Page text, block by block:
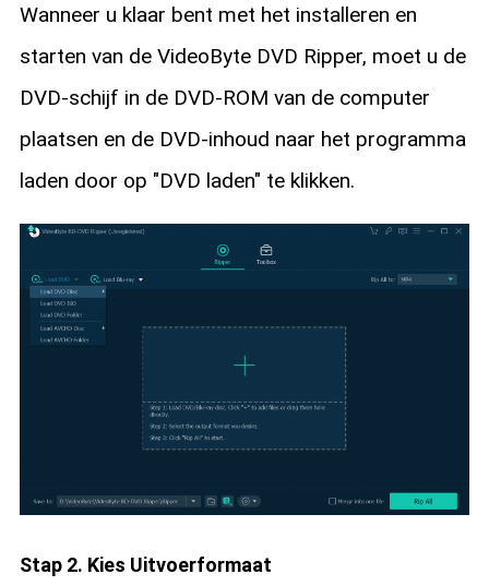
Wanneer u klaar bent met het installeren en
starten van de VideoByte DVD Ripper, moet u de
DVD-schijf in de DVD-ROM van de computer
plaatsen en de DVD-inhoud naar het programma
laden door op "DVD laden" te klikken.
Stap 2. Kies Uitvoerformaat